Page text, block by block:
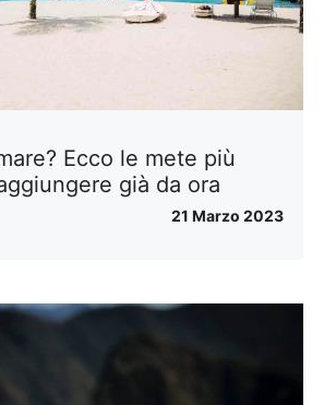
Ecco le mete più
già da ora
21 Marzo 2023